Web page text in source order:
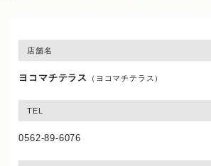
店舗名
ヨコマチテラス （ヨコマチテラス）
TEL
0562-89-6076